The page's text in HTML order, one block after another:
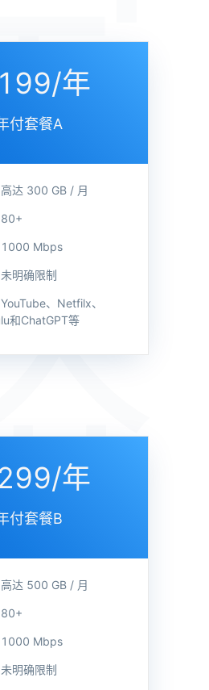
年
付套餐A
高达300 GB / 月
80+
1000 Mbps
未明确限制
YouTube、Netfilx、
和ChatGPT等
年
付套餐B
高达500 GB / 月
80+
1000 Mbps
未明确限制